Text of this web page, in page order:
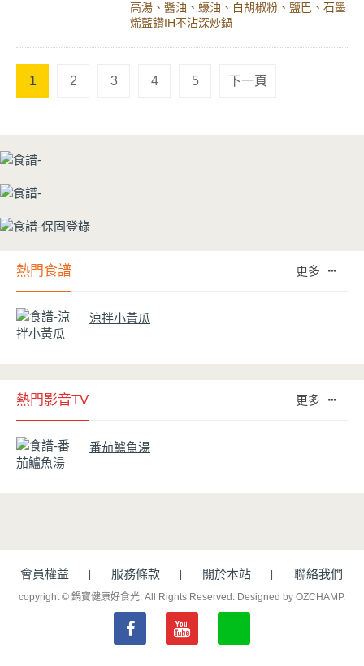
高湯、醬油、蠔油、白胡椒粉、鹽巴、石墨
烯藍鑽IH不沾深炒鍋
1 2 3 4 5 下一頁
熱門食譜 更多
涼拌小黃瓜
熱門影音TV 更多
番茄鱸魚湯
會員權益 服務條款 關於本站 聯絡我們
copyright © 鍋寶健康好食光. All Rights Reserved. Designed by OZCHAMP.